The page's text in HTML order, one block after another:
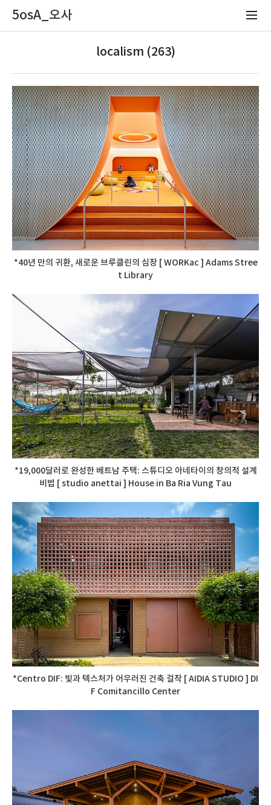
5osA_오사
localism (263)
*40년 만의 귀환, 새로운 브루클린의 심장 [ WORKac ] Adams Stree
t Library
*19,000달러로 완성한 베트남 주택: 스튜디오 아네타이의 창의적 설계
비법 [ studio anettai ] House in Ba Ria Vung Tau
*Centro DIF: 빛과 텍스처가 어우러진 건축 걸작 [ AIDIA STUDIO ] DI
F Comitancillo Center